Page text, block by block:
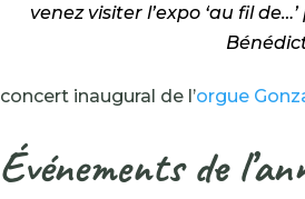
venez visiter l’expo ‘au fil
concert inaugural de l’orgue
Événements de